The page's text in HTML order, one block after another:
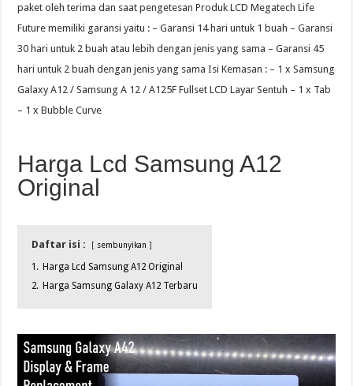
paket oleh terima dan saat pengetesan Produk LCD Megatech Life
Future memiliki garansi yaitu : – Garansi 14 hari untuk 1 buah – Garansi
30 hari untuk 2 buah atau lebih dengan jenis yang sama – Garansi 45
hari untuk 2 buah dengan jenis yang sama Isi Kemasan : – 1 x Samsung
Galaxy A12 / Samsung A 12 / A125F Fullset LCD Layar Sentuh – 1 x Tab
– 1 x Bubble Curve
Harga Lcd Samsung A12
Original
Daftar isi : sembunyikan
1. Harga Lcd Samsung A12 Original
2. Harga Samsung Galaxy A12 Terbaru